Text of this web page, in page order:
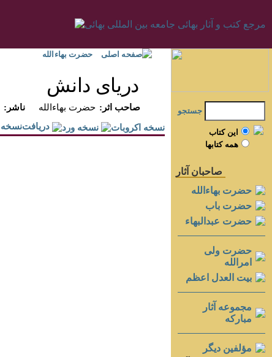
صفحه اصلی حضرت بهاءالله
درياى دانش
:ناشر حضرت بهاءالله
:صاحب اثر
جستجو
اين کتاب
همه کتابها
صاحبان آثار
حضرت بهاءالله
حضرت باب
حضرت عبدالبهاء
حضرت ولی
امرالله
بيت العدل اعظم
مجموعه آثار
مباركه
مؤلفين ديگر